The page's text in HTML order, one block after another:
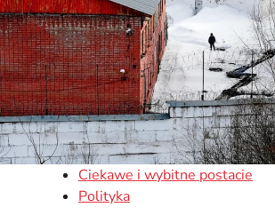
Ciekawe i wybitne postacie
Polityka